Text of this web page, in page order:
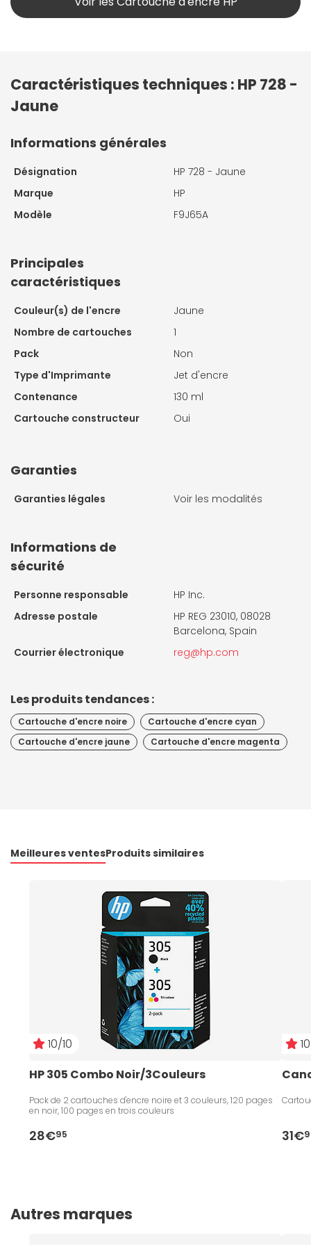
Caractéristiques techniques : HP 728 -
Jaune
Informations générales
Désignation
HP 728 - Jaune
Marque
HP
Modèle
F9J65A
Principales
caractéristiques
Couleur(s) de l'encre
Jaune
Nombre de cartouches
1
Pack
Non
Type d'Imprimante
Jet d'encre
Contenance
130 ml
Cartouche constructeur
Oui
Garanties
Garanties légales Voir les modalités
Informations de
sécurité
Personne responsable
HP Inc.
Adresse postale
HP REG 23010, 08028
Barcelona, Spain
Courrier électronique
reg@hp.com
Les produits tendances :
Cartouche d'encre noire
Cartouche d'encre cyan
Cartouche d'encre jaune
Cartouche d'encre magenta
Meilleures ventesProduits similaires
10/10
HP 305 Combo Noir/3Couleurs
Pack de 2 cartouches d'encre noire et 3 couleurs, 120 pages
en noir, 100 pages en trois couleurs
28€95 31€
Autres marques